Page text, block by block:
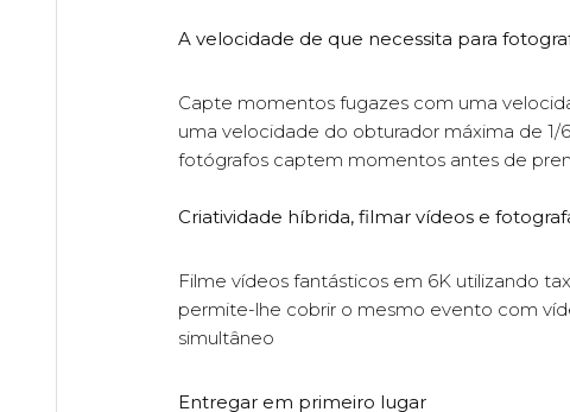
A velocidade de que necessita para
Capte momentos fugazes com uma
uma velocidade do obturador máxima de
fotógrafos captem momentos antes de
Criatividade híbrida, filmar vídeos e
Filme vídeos fantásticos em 6K utilizando
permite-lhe cobrir o mesmo evento com
simultâneo
Entregar em primeiro lugar